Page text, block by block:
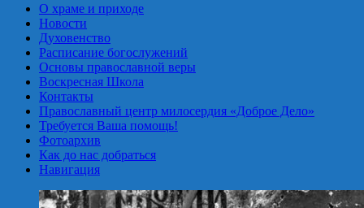
О храме и приходе
Новости
Духовенство
Расписание богослужений
Основы православной веры
Воскресная Школа
Контакты
Православный центр милосердия «Доброе Дело»
Требуется Ваша помощь!
Фотоархив
Как до нас добраться
Навигация